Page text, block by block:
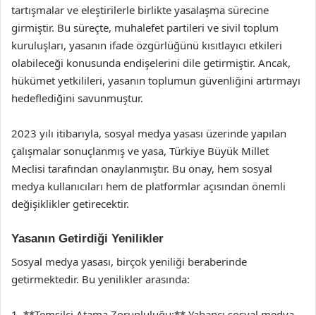
tartışmalar ve eleştirilerle birlikte yasalaşma sürecine
girmiştir. Bu süreçte, muhalefet partileri ve sivil toplum
kuruluşları, yasanın ifade özgürlüğünü kısıtlayıcı etkileri
olabileceği konusunda endişelerini dile getirmiştir. Ancak,
hükümet yetkilileri, yasanın toplumun güvenliğini artırmayı
hedeflediğini savunmuştur.
2023 yılı itibarıyla, sosyal medya yasası üzerinde yapılan
çalışmalar sonuçlanmış ve yasa, Türkiye Büyük Millet
Meclisi tarafından onaylanmıştır. Bu onay, hem sosyal
medya kullanıcıları hem de platformlar açısından önemli
değişiklikler getirecektir.
Yasanın Getirdiği Yenilikler
Sosyal medya yasası, birçok yeniliği beraberinde
getirmektedir. Bu yenilikler arasında: